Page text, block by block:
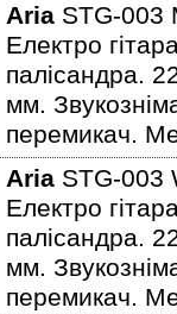
Aria STG-003
Електро
палісандра.
мм.
перемикач.
Aria STG-003
Електро
палісандра.
мм.
перемикач.